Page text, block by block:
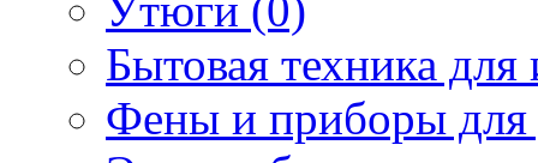
Бытовая техника
Фены и приборы для